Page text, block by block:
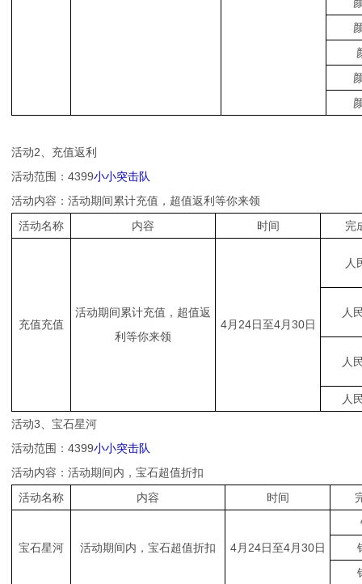
活动2、充值返利
活动范围：4399小小突击队
活动内容：活动期间累计充值，超值返利等你来领
活动名称
内容 时间 完
充值充值
活动期间累计充值，超值返
利等你来领
4月24日至4月30日
人
人
人
人
活动3、宝石星河
活动范围：4399小小突击队
活动内容：活动期间内，宝石超值折扣
活动名称
内容 时间
宝石星河 活动期间内，宝石超值折扣 4月24日至4月30日